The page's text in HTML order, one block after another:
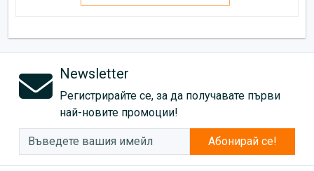
Newsletter
Регистрирайте се, за да получавате първи
най-новите промоции!
Абонирай се!